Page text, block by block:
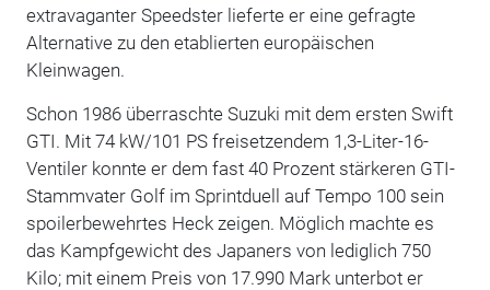
extravaganter Speedster lieferte er eine gefragte
Alternative zu den etablierten europäischen
Kleinwagen.
Schon 1986 überraschte Suzuki mit dem ersten Swift
GTI. Mit 74 kW/101 PS freisetzendem 1,3-Liter-16-
Ventiler konnte er dem fast 40 Prozent stärkeren GTI-
Stammvater Golf im Sprintduell auf Tempo 100 sein
spoilerbewehrtes Heck zeigen. Möglich machte es
das Kampfgewicht des Japaners von lediglich 750
Kilo; mit einem Preis von 17.990 Mark unterbot er